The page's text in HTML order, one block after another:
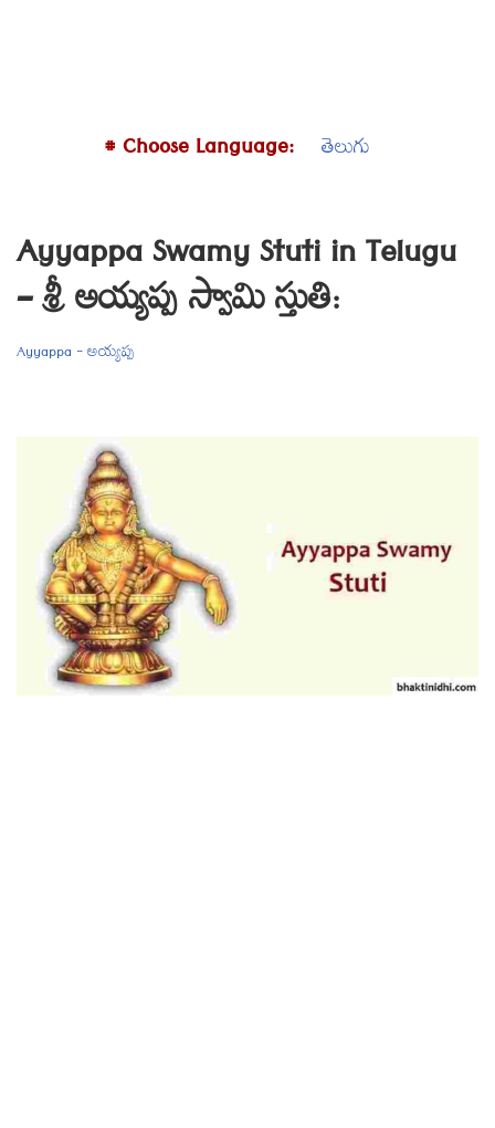
# Choose Language: తెలుగు
Ayyappa Swamy Stuti in Telugu
– శ్రీ అయ్యప్ప స్వామి స్తుతి:
Ayyappa - అయ్యప్ప